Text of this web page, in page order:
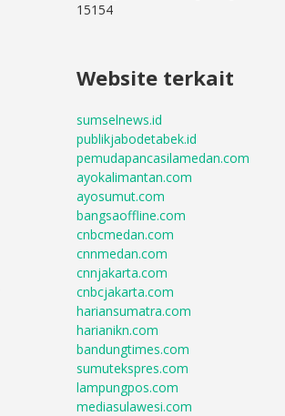
15154
Website terkait
sumselnews.id
publikjabodetabek.id
pemudapancasilamedan.com
ayokalimantan.com
ayosumut.com
bangsaoffline.com
cnbcmedan.com
cnnmedan.com
cnnjakarta.com
cnbcjakarta.com
hariansumatra.com
harianikn.com
bandungtimes.com
sumutekspres.com
lampungpos.com
mediasulawesi.com